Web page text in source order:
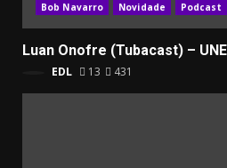
Bob Navarro Novidade Podcast
Luan Onofre (Tubacast) –
EDL 13 431